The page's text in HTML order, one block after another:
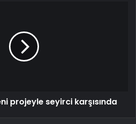
projeyle seyirci karşısında